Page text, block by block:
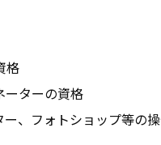
格
ーターの資格
ー、フォトショップ等の